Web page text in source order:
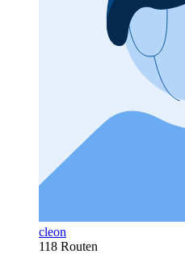
cleon
118 Routen